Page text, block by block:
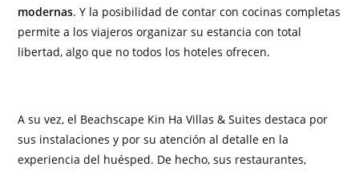
modernas. Y la posibilidad de contar con cocinas completas
permite a los viajeros organizar su estancia con total
libertad, algo que no todos los hoteles ofrecen.
A su vez, el Beachscape Kin Ha Villas & Suites destaca por
sus instalaciones y por su atención al detalle en la
experiencia del huésped. De hecho, sus restaurantes,